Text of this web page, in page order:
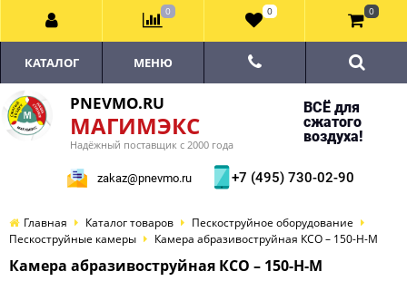
PNEVMO.RU
МАГИМЭКС
Надёжный поставщик с 2000 года
ВСЁ для
сжатого
воздуха!
zakaz@pnevmo.ru +7 (495) 730-02-90
КАТАЛОГ МЕНЮ
Главная Каталог товаров
Пескоструйное оборудование
Пескоструйные камеры
Камера абразивоструйная КСО – 150-Н-М
Камера абразивоструйная КСО – 150-Н-М
0 0 0